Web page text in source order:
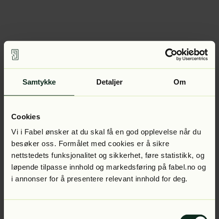
Samtykke Detaljer Om
Cookies
Vi i Fabel ønsker at du skal få en god opplevelse når du
besøker oss. Formålet med cookies er å sikre
nettstedets funksjonalitet og sikkerhet, føre statistikk, og
løpende tilpasse innhold og markedsføring på fabel.no og
i annonser for å presentere relevant innhold for deg.